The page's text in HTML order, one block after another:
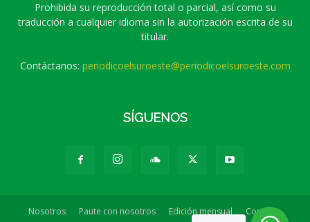
Prohibida su reproducción total o parcial, así como su
traducción a cualquier idioma sin la autorización escrita de su
titular.
Contáctanos: periodicoelsuroeste@periodicoelsuroeste.com
SÍGUENOS
Nosotros Paute con nosotros Edición mensual Contacto